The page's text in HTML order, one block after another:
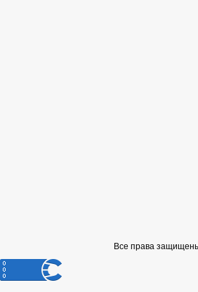
Все права